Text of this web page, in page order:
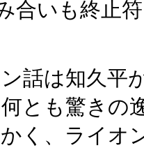
合いも終止
話は知久平
とも驚き
く、ライオ